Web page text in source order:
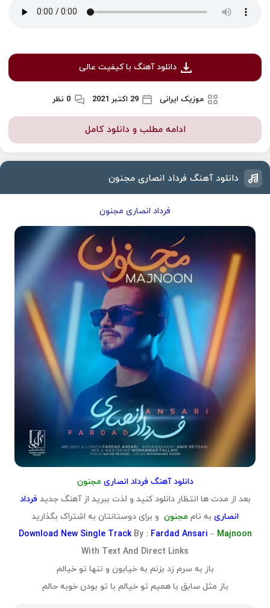
دانلود آهنگ با کیفیت عالی
موزیک ایرانی 29 اکتبر 2021 0 نظر
ادامه مطلب و دانلود کامل
دانلود آهنگ فرداد انصاری مجنون
فرداد انصاری مجنون
دانلود آهنگ فرداد انصاری مجنون
بعد از مدت ها انتظار دانلود کنید و لذت ببرید از آهنگ جدید فرداد
انصاری به نام مجنون و برای دوستانتان به اشتراک بگذارید
Download New Single Track By : Fardad Ansari – Majnoon
With Text And Direct Links
باز به سرم زد بزنم به خیابون و تنها تو خیالم
باز مثل سابق با همیم تو خیالم با تو بودن خوبه حالم